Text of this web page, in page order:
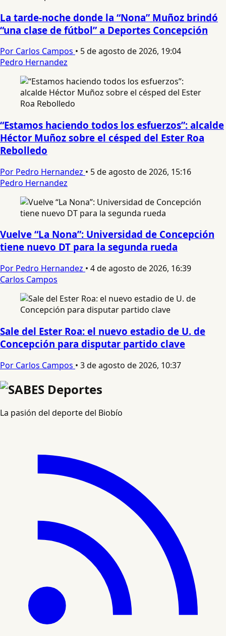
La tarde-noche donde la “Nona” Muñoz brindó
“una clase de fútbol” a Deportes Concepción
Por Carlos Campos • 5 de agosto de 2026, 19:04
Pedro Hernandez
“Estamos haciendo todos los esfuerzos”: alcalde
Héctor Muñoz sobre el césped del Ester Roa
Rebolledo
Por Pedro Hernandez • 5 de agosto de 2026, 15:16
Pedro Hernandez
Vuelve “La Nona”: Universidad de Concepción
tiene nuevo DT para la segunda rueda
Por Pedro Hernandez • 4 de agosto de 2026, 16:39
Carlos Campos
Sale del Ester Roa: el nuevo estadio de U. de
Concepción para disputar partido clave
Por Carlos Campos • 3 de agosto de 2026, 10:37
La pasión del deporte del Biobío